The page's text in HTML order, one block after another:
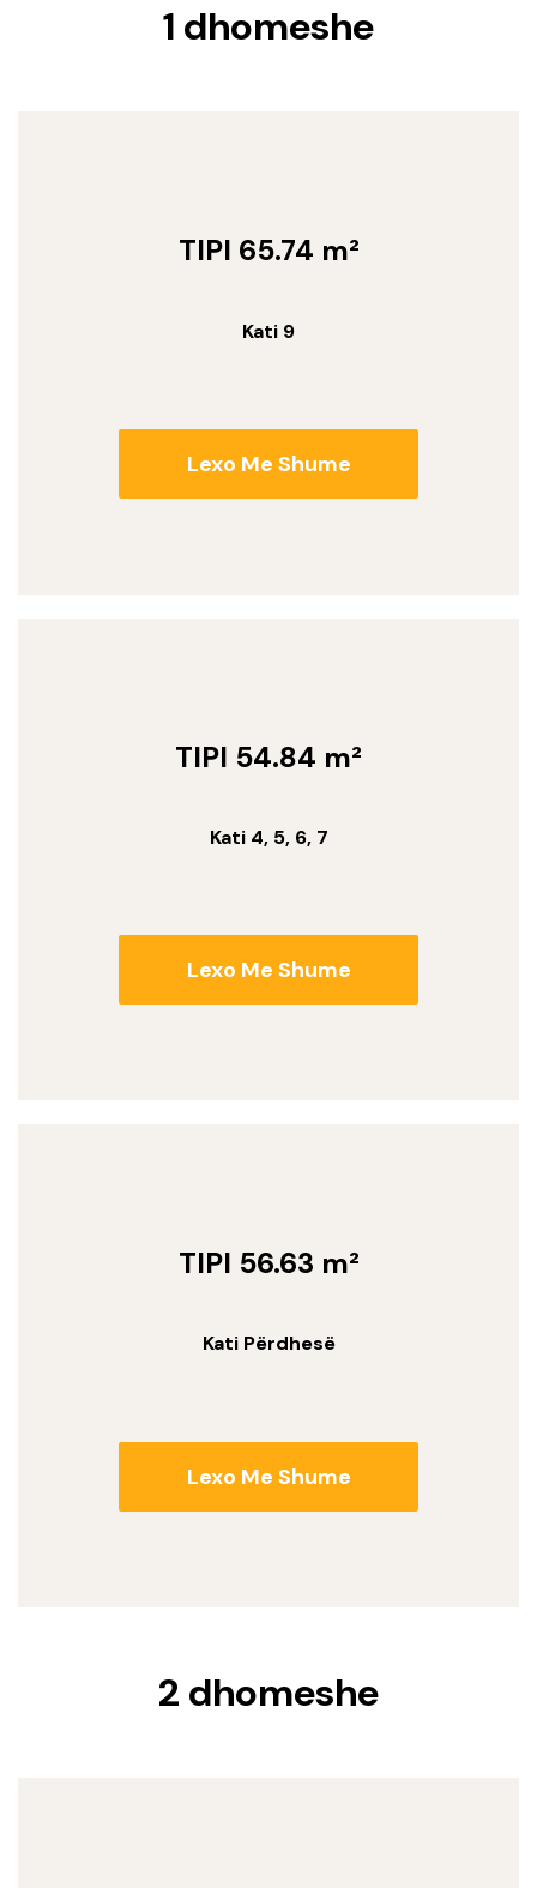
1 dhomeshe
TIPI 65.74 m²
Kati 9
Lexo Me Shume
TIPI 54.84 m²
Kati 4, 5, 6, 7
Lexo Me Shume
TIPI 56.63 m²
Kati Përdhesë
Lexo Me Shume
2 dhomeshe